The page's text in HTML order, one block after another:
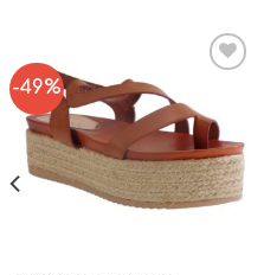
-49%
Wishlist